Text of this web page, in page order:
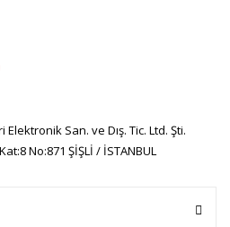
San. ve Dış. Tic. Ltd. Şti.
No:871 ŞİŞLİ / İSTANBUL